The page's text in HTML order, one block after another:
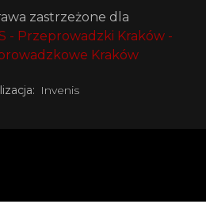
zastrzeżone dla
- Przeprowadzki Kraków -
Kraków
Invenis